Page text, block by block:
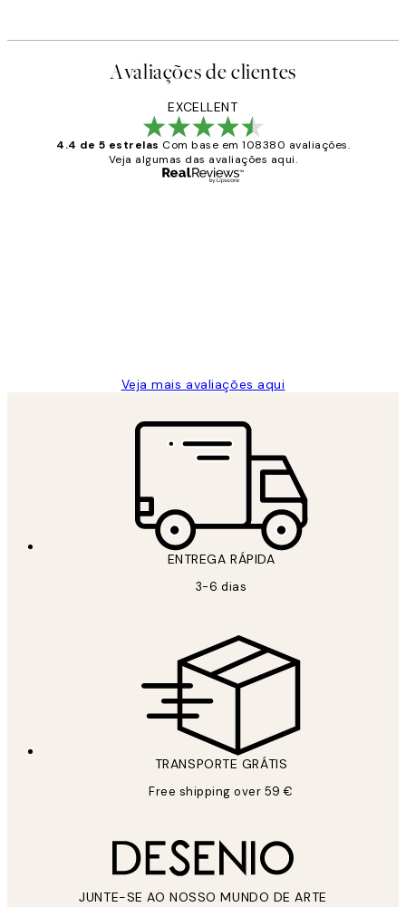
Avaliações de clientes
EXCELLENT
4.4 de 5 estrelas Com base em 108380 avaliações.
Veja algumas das avaliações aqui.
Veja mais avaliações aqui
ENTREGA RÁPIDA
3-6 dias
TRANSPORTE GRÁTIS
Free shipping over 59 €
JUNTE-SE AO NOSSO MUNDO DE ARTE